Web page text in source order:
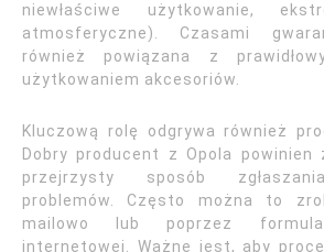
niewłaściwe użytkowanie,
atmosferyczne). Czasami
również powiązana z
użytkowaniem akcesoriów.
Kluczową rolę odgrywa również
Dobry producent z Opola powinien
przejrzysty sposób
problemów. Często można to
mailowo lub poprzez
internetowej. Ważne jest, aby